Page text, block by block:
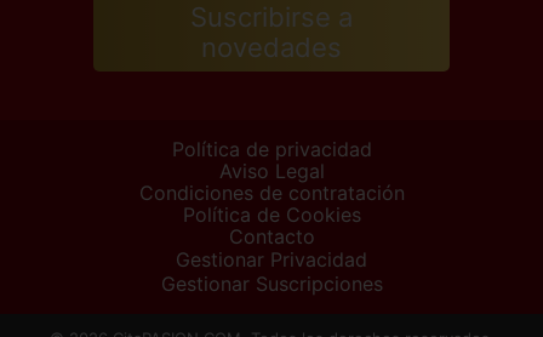
Suscribirse a
novedades
Política de privacidad
Aviso Legal
Condiciones de contratación
Política de Cookies
Contacto
Gestionar Privacidad
Gestionar Suscripciones